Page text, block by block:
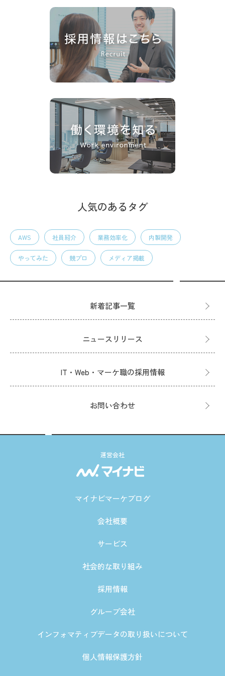
人気のあるタグ
AWS 社員紹介 業務効率化 内製開発
やってみた 競プロ メディア掲載
新着記事一覧
ニュースリリース
IT・Web・マーケ職の採用情報
お問い合わせ
運営会社
マイナビマーケブログ
会社概要
サービス
社会的な取り組み
採用情報
グループ会社
インフォマティブデータの取り扱いについて
個人情報保護方針